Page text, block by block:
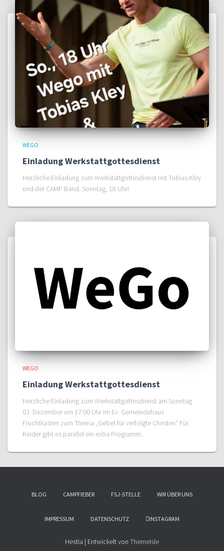
WEGO
Einladung Werkstattgottesdienst
Herzliche Einladung zum Werkstattgottesdienst mit Tobias Kley
und der CAMP Band. Sonntag, 18 Uhr!
WEGO
Einladung Werkstattgottesdienst
Herzliche Einladung zum Werkstattgottesdienst am Sonntag
03. Dezember um 17:00 Uhr im Ev. Gemeindehaus
Fruchtkasten zum Thema „Gebet für verfolgte Christen“ Für
Kinder gibt es parallel ein extra Programm.
BLOG CAMPFIEBER FSJ-STELLE WIR ÜBER UNS
IMPRESSUM DATENSCHUTZ INSTAGRAM
Hestia | Entwickelt von ThemeIsle